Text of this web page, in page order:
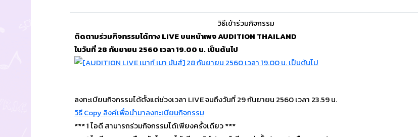
วิธีเข้าร่วมกิจกรรม
ติดตามร่วมกิจกรรมได้ทาง LIVE บนหน้าเพจ AUDITION THAILAND
ในวันที่ 28 กันยายน 2560 เวลา 19.00 น. เป็นต้นไป
ลงทะเบียนกิจกรรมได้ตั้งแต่ช่วงเวลา LIVE จนถึงวันที่ 29 กันยายน 2560 เวลา 23.59 น.
วิธี Copy ลิงค์เพื่อนำมาลงทะเบียนกิจกรรม
*** 1 ไอดี สามารถร่วมกิจกรรมได้เพียงครั้งเดียว ***